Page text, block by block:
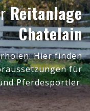
Reitanlage
Chatelain
Hier finden
für
Pferdesportler.